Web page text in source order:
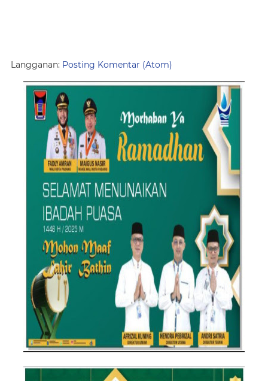
Langganan: Posting Komentar (Atom)